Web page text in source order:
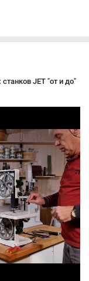
JET "от и до"